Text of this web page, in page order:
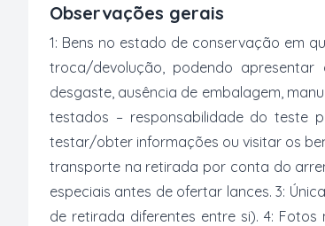
Observações gerais
1: Bens no estado de conservação em
troca/devolução, podendo apresentar
desgaste, ausência de embalagem,
testados – responsabilidade do teste
testar/obter informações ou visitar os
transporte na retirada por conta do
especiais antes de ofertar lances. 3:
de retirada diferentes entre si). 4: